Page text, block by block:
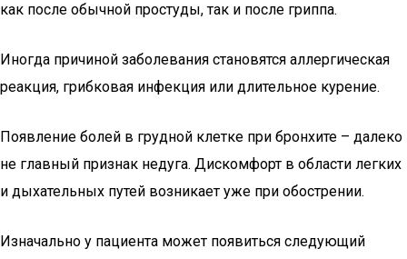
как после обычной простуды, так и после гриппа.
Иногда причиной заболевания становятся аллергическая
реакция, грибковая инфекция или длительное курение.
Появление болей в грудной клетке при бронхите – далеко
не главный признак недуга. Дискомфорт в области легких
и дыхательных путей возникает уже при обострении.
Изначально у пациента может появиться следующий